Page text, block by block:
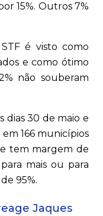
15%. Outros 7%
é visto como
e como ótimo
não souberam
dias 30 de maio e
166 municípios
tem margem de
mais ou para
95%.
Jaques